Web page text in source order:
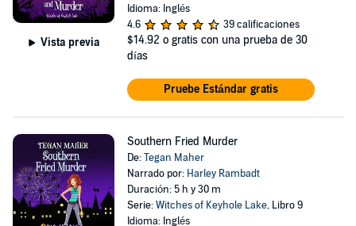
Vista previa
Idioma: Inglés
4.6
39 calificaciones
$14.92 o gratis con una prueba de 30
días
Pruebe Estándar gratis
Southern Fried Murder
De:Tegan Maher
Narrado por: Harley Rambadt
Duración: 5 h y 30 m
Serie:Witches of Keyhole Lake, Libro 9
Idioma: Inglés